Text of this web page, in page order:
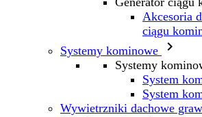
Akcesoria
ciągu
Systemy kominowe

Systemy
System
System
Wywietrzniki dachowe